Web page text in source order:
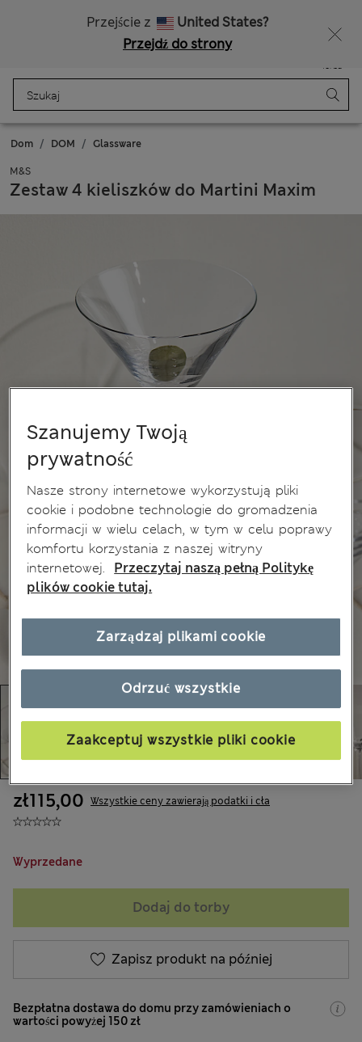
Przejście z
United States?
Przejdź do strony
Torba
Dom DOM Glassware
M&S
Zestaw 4 kieliszków do Martini Maxim
zł115,00 Wszystkie ceny zawierają podatki i cła
Wyprzedane
Dodaj do torby
Zapisz produkt na później
Bezpłatna dostawa do domu przy zamówieniach o
wartości powyżej 150 zł
Szanujemy Twoją
prywatność
Nasze strony internetowe wykorzystują pliki
cookie i podobne technologie do gromadzenia
informacji w wielu celach, w tym w celu poprawy
komfortu korzystania z naszej witryny
internetowej.
Przeczytaj naszą pełną Politykę
plików cookie tutaj.
Odrzuć wszystkie
Zaakceptuj wszystkie pliki cookie
Zarządzaj plikami cookie